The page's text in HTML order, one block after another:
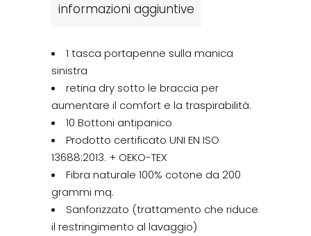
informazioni aggiuntive
1 tasca portapenne sulla manica
sinistra
retina dry sotto le braccia per
aumentare il comfort e la traspirabilità.
10 Bottoni antipanico
Prodotto certificato UNI EN ISO
13688:2013. + OEKO-TEX
Fibra naturale 100% cotone da 200
grammi mq.
Sanforizzato (trattamento che riduce
il restringimento al lavaggio)